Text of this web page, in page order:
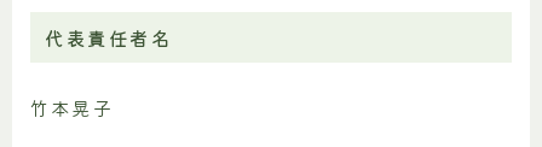
代表責任者名
竹本晃子